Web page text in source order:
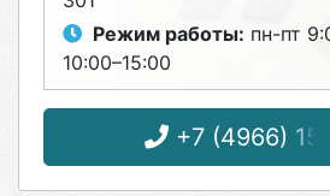
Режим работы: пн-пт
10:00–15:00
+7 (4966) 15-